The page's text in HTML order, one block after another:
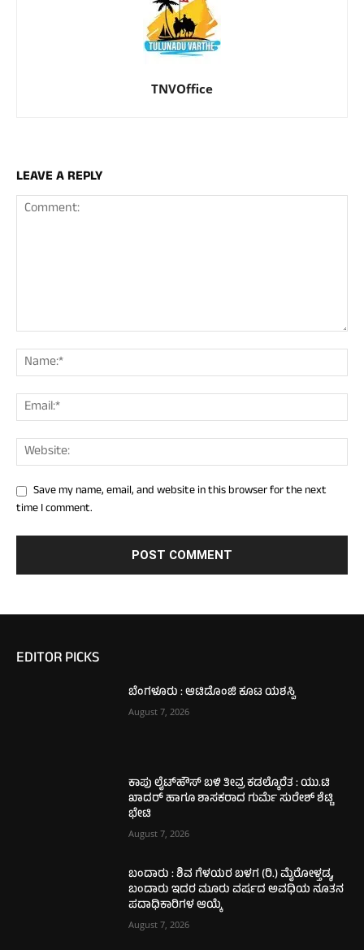
TNVOffice
LEAVE A REPLY
Save my name, email, and website in this browser for the next
time I comment.
EDITOR PICKS
ಬೆಂಗಳೂರು : ಆಟಿಡೊಂಜಿ ಕೂಟ ಯಶಸ್ವಿ
August 7, 2026
ಕಾಪು ಲೈಟ್‌ಹೌಸ್ ಬಳಿ ತೀವ್ರ ಕಡಲ್ಕೊರೆತ : ಯು.ಟಿ
ಖಾದರ್ ಹಾಗೂ ಶಾಸಕರಾದ ಗುರ್ಮೆ ಸುರೇಶ್ ಶೆಟ್ಟಿ
ಭೇಟಿ
August 7, 2026
ಬಂದಾರು : ಶಿವ ಗೆಳಯರ ಬಳಗ (ರಿ.) ಮೈರೋಳ್ತಡ್ಕ,
ಬಂದಾರು ಇದರ ಮೂರು ವರ್ಷದ ಅವಧಿಯ ನೂತನ
ಪದಾಧಿಕಾರಿಗಳ ಆಯ್ಕೆ
August 7, 2026